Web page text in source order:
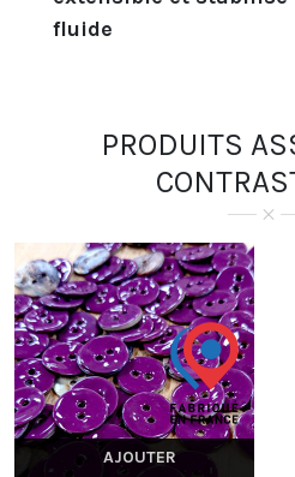
fluide
PRODUITS
AJOUTER